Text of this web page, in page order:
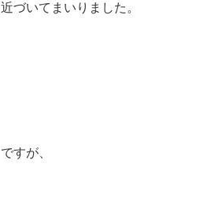
近づいてまいりました。
ですが、